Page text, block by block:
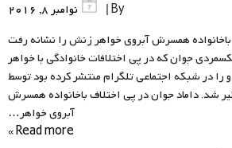
By |
نوامبر 8, 2016
همسرش آبروی خواهر زنش را نشانه رفت
جوان که در پی اختلافات خانوادگی با خواهر
در شبکه اجتماعی تلگرام منتشر کرده بود توسط
شد. داماد جوان در پی اختلاف باخانواده همسرش
آبروی خواهر…
Read more »